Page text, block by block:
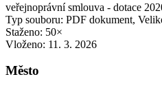
veřejnoprávní smlouva - dotace
Typ souboru: PDF dokument,
Staženo: 50×
Vloženo: 11. 3. 2026
Město